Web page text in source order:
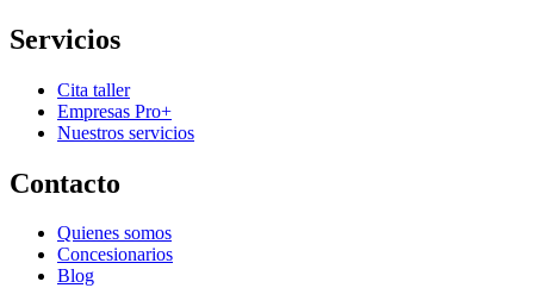
Servicios
Cita taller
Empresas Pro+
Nuestros servicios
Contacto
Quienes somos
Concesionarios
Blog